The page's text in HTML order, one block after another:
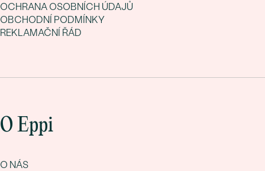
OCHRANA OSOBNÍCH ÚDAJŮ
OBCHODNÍ PODMÍNKY
REKLAMAČNÍ ŘÁD
O Eppi
O NÁS